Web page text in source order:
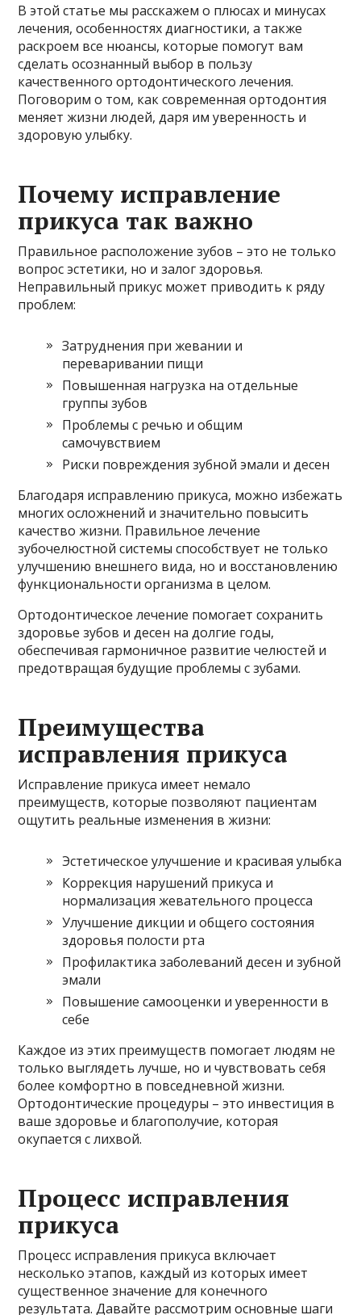
В этой статье мы расскажем о плюсах и минусах
лечения, особенностях диагностики, а также
раскроем все нюансы, которые помогут вам
сделать осознанный выбор в пользу
качественного ортодонтического лечения.
Поговорим о том, как современная ортодонтия
меняет жизни людей, даря им уверенность и
здоровую улыбку.
Почему исправление
прикуса так важно
Правильное расположение зубов – это не только
вопрос эстетики, но и залог здоровья.
Неправильный прикус может приводить к ряду
проблем:
Затруднения при жевании и
переваривании пищи
Повышенная нагрузка на отдельные
группы зубов
Проблемы с речью и общим
самочувствием
Риски повреждения зубной эмали и десен
Благодаря исправлению прикуса, можно избежать
многих осложнений и значительно повысить
качество жизни. Правильное лечение
зубочелюстной системы способствует не только
улучшению внешнего вида, но и восстановлению
функциональности организма в целом.
Ортодонтическое лечение помогает сохранить
здоровье зубов и десен на долгие годы,
обеспечивая гармоничное развитие челюстей и
предотвращая будущие проблемы с зубами.
Преимущества
исправления прикуса
Исправление прикуса имеет немало
преимуществ, которые позволяют пациентам
ощутить реальные изменения в жизни:
Эстетическое улучшение и красивая улыбка
Коррекция нарушений прикуса и
нормализация жевательного процесса
Улучшение дикции и общего состояния
здоровья полости рта
Профилактика заболеваний десен и зубной
эмали
Повышение самооценки и уверенности в
себе
Каждое из этих преимуществ помогает людям не
только выглядеть лучше, но и чувствовать себя
более комфортно в повседневной жизни.
Ортодонтические процедуры – это инвестиция в
ваше здоровье и благополучие, которая
окупается с лихвой.
Процесс исправления
прикуса
Процесс исправления прикуса включает
несколько этапов, каждый из которых имеет
существенное значение для конечного
результата. Давайте рассмотрим основные шаги